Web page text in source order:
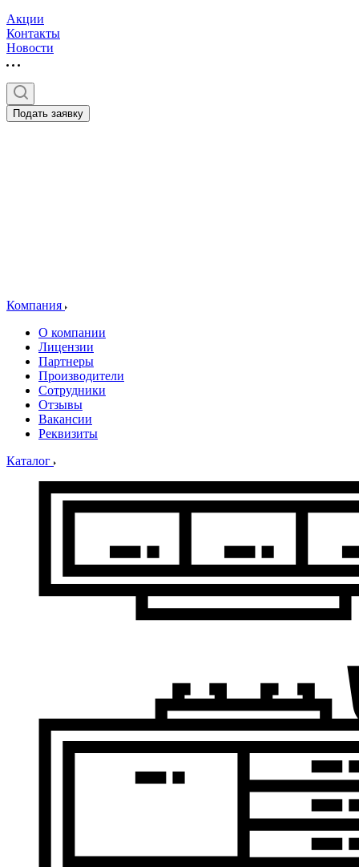
Акции
Контакты
Новости
Подать заявку
Компания
О компании
Лицензии
Партнеры
Производители
Сотрудники
Отзывы
Вакансии
Реквизиты
Каталог